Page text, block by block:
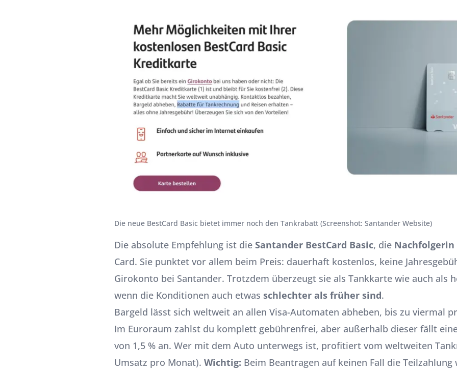
Die neue BestCard Basic bietet immer noch den Tankrabatt (Screenshot: Santander Website)
Die absolute Empfehlung ist die Santander BestCard Basic, die Nachfolgerin
Card. Sie punktet vor allem beim Preis: dauerhaft kostenlos, keine
Girokonto bei Santander. Trotzdem überzeugt sie als Tankkarte wie auch als
wenn die Konditionen auch etwas schlechter als früher sind.
Bargeld lässt sich weltweit an allen Visa-Automaten abheben, bis zu viermal
Im Euroraum zahlst du komplett gebührenfrei, aber außerhalb dieser fällt
von 1,5 % an. Wer mit dem Auto unterwegs ist, profitiert vom weltweiten
Umsatz pro Monat). Wichtig: Beim Beantragen auf keinen Fall die